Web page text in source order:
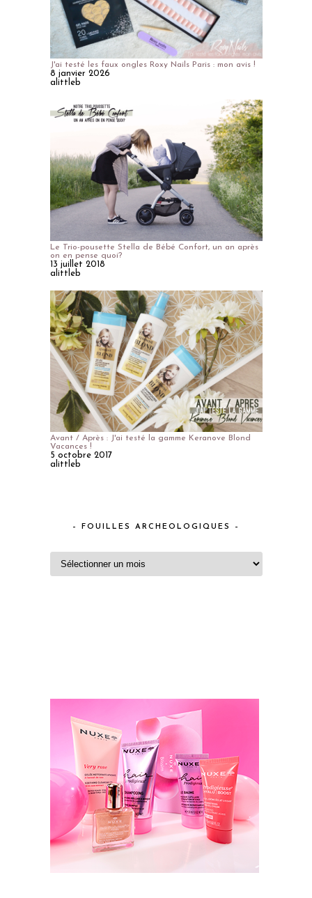
J'ai testé les faux ongles Roxy Nails Paris : mon avis !
8 janvier 2026
alittleb
Le Trio-pousette Stella de Bébé Confort, un an après
on en pense quoi?
13 juillet 2018
alittleb
Avant / Après : J'ai testé la gamme Keranove Blond
Vacances !
5 octobre 2017
alittleb
– FOUILLES ARCHEOLOGIQUES –